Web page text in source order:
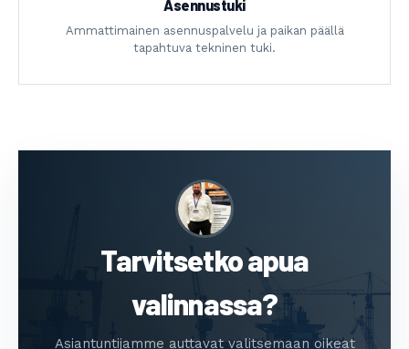
Asennustuki
Ammattimainen asennuspalvelu ja paikan päällä
tapahtuva tekninen tuki.
Tarvitsetko apua
valinnassa?
Asiantuntijamme auttavat valitsemaan oikeat